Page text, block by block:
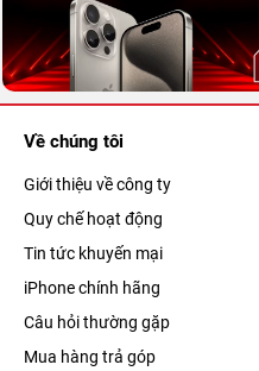
Về chúng tôi
Giới thiệu về công ty
Quy chế hoạt động
Tin tức khuyến mại
iPhone chính hãng
Câu hỏi thường gặp
Mua hàng trả góp